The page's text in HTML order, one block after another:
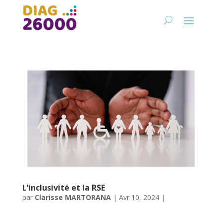
L’inclusivité et la RSE
par Clarisse MARTORANA | Avr 10, 2024|